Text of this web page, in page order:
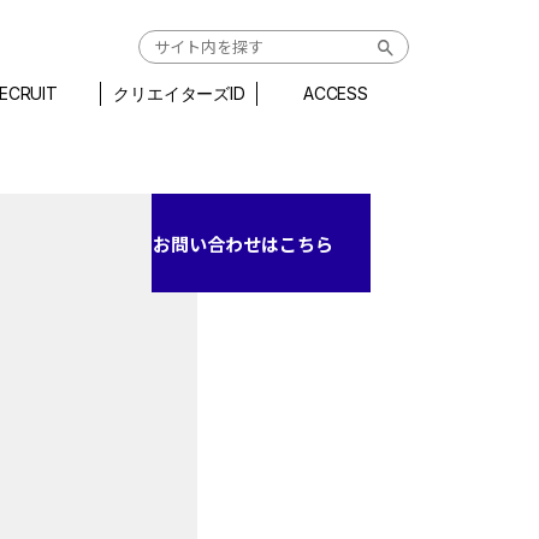
クリエイターズID ACCESS
お問い合わせはこちら